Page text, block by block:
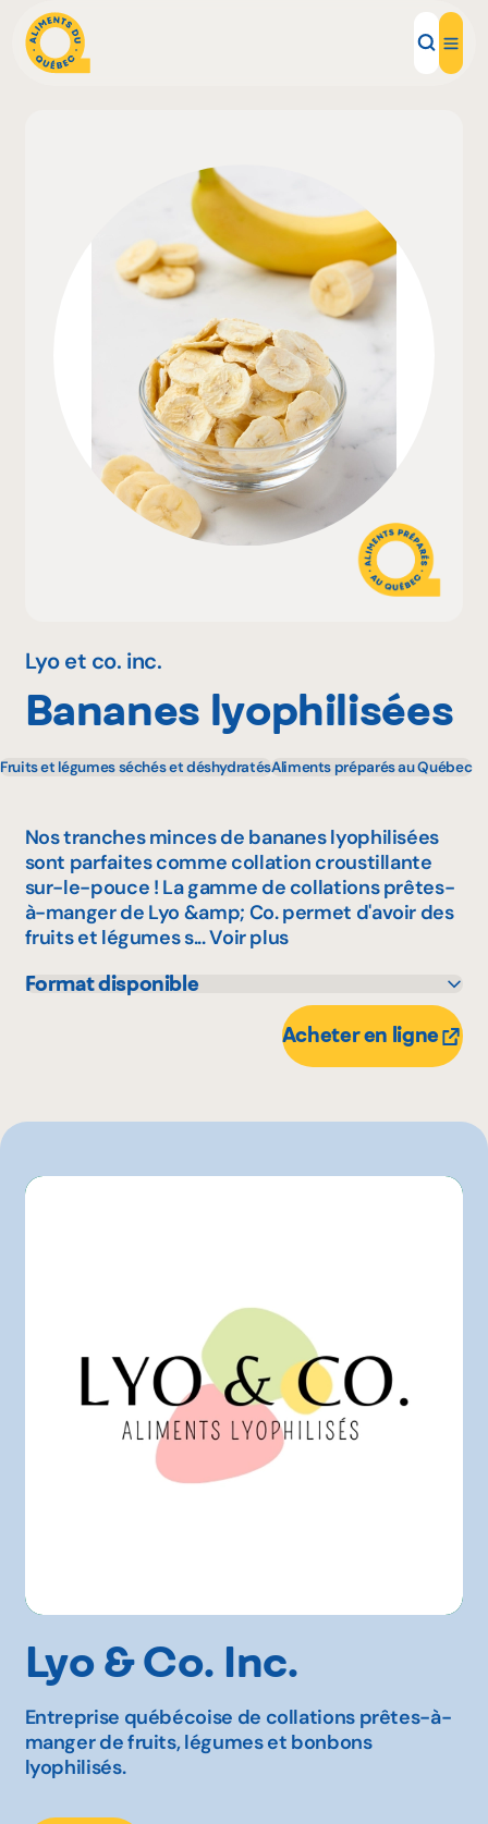
Aliments d'ici
Inspirations d'ici
Restaurants
Institutions
À propos
EN
Lyo et co. inc.
Bananes lyophilisées
Fruits et légumes séchés et déshydratésAliments préparés au Québec
Nos tranches minces de bananes lyophilisées
sont parfaites comme collation croustillante
sur-le-pouce ! La gamme de collations prêtes-
à-manger de Lyo &amp; Co. permet d'avoir des
fruits et légumes s...Voir plus
Format disponible
Acheter en ligne
Lyo & Co. Inc.
Entreprise québécoise de collations prêtes-à-
manger de fruits, légumes et bonbons
lyophilisés.